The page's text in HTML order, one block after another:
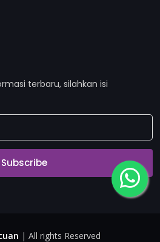
terbaru, silahkan isi
Subscribe
| All rights Reserved